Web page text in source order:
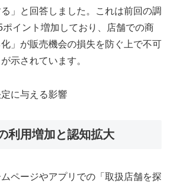
」と回答しました。これは前回の調
イント増加しており、店舗での商
」が販売機会の損失を防ぐ上で不可
示されています。
利用増加と認知拡大
ページやアプリでの「取扱店舗を探